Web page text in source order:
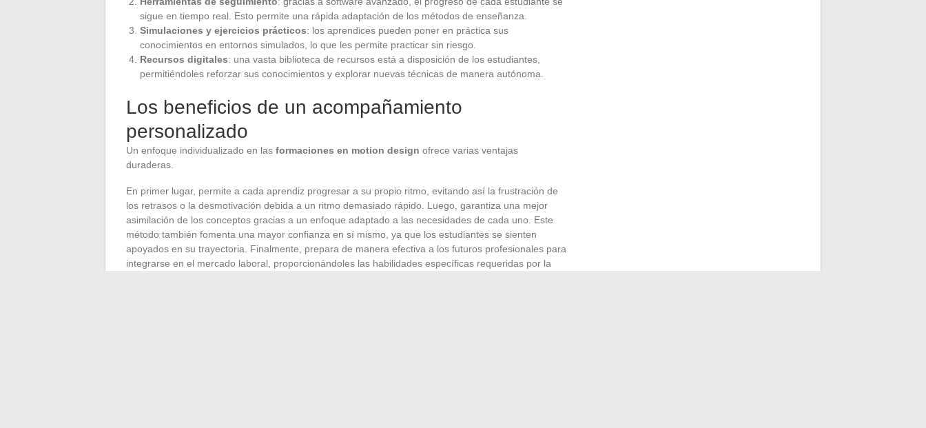
sigue en tiempo real. Esto permite una rápida adaptación de los métodos de enseñanza.
Simulaciones y ejercicios prácticos: los aprendices pueden poner en práctica sus
conocimientos en entornos simulados, lo que les permite practicar sin riesgo.
Recursos digitales: una vasta biblioteca de recursos está a disposición de los estudiantes,
permitiéndoles reforzar sus conocimientos y explorar nuevas técnicas de manera autónoma.
Los beneficios de un acompañamiento
personalizado
Un enfoque individualizado en las formaciones en motion design ofrece varias ventajas
duraderas.
En primer lugar, permite a cada aprendiz progresar a su propio ritmo, evitando así la frustración de
los retrasos o la desmotivación debida a un ritmo demasiado rápido. Luego, garantiza una mejor
asimilación de los conceptos gracias a un enfoque adaptado a las necesidades de cada uno. Este
método también fomenta una mayor confianza en sí mismo, ya que los estudiantes se sienten
apoyados en su trayectoria. Finalmente, prepara de manera efectiva a los futuros profesionales para
integrarse en el mercado laboral, proporcionándoles las habilidades específicas requeridas por la